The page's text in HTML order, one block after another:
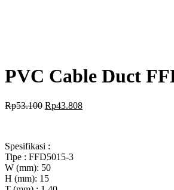
PVC Cable Duct
Rp53.100 Rp43.808
Spesifikasi :
Tipe : FFD5015-3
W (mm): 50
H (mm): 15